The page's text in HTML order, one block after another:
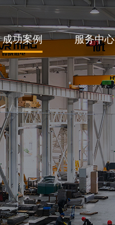
成功案例 服务中心